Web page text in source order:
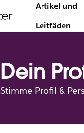
Artikel und
Leitfäden
Dein
Stimme Profil &